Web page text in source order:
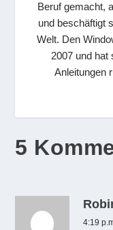
Beruf gemacht,
und beschäftigt
Welt. Den
2007 und hat
Anleitungen
5
4:19